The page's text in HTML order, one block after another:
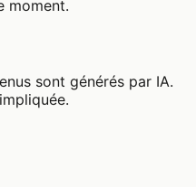
moment.
sont générés par IA.